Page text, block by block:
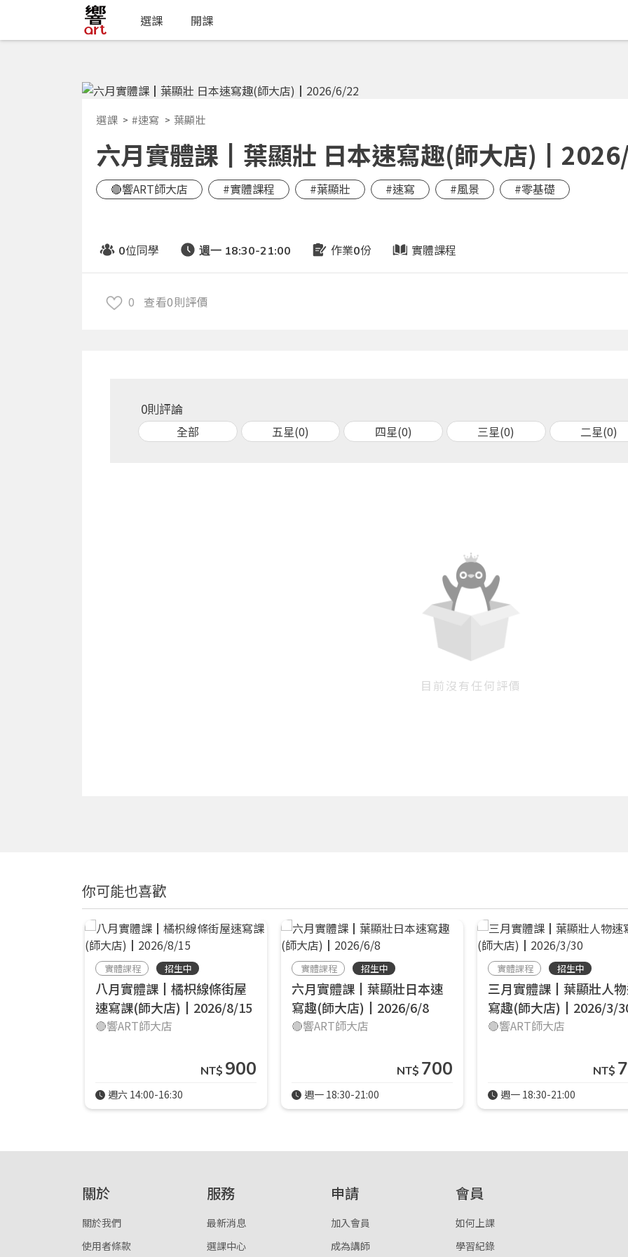
選課 開課
忘記密碼
選課 #速寫 葉顯壯
六月實體課┃葉顯壯 日本速寫趣(師大店
🔴響ART師大店 #實體課程 #葉顯壯 #速寫 #風景 #零基礎
0位同學 週一 18:30-21:00 作業0份 實體課程
0 查看0則評價
0則評論
全部 五星(0) 四星(0) 三星(0) 二星(0)
目前沒有任何評價
你可能也喜歡
實體課程 招生中
八月實體課┃橘枳線條街屋
速寫課(師大店)┃2026/8/15
🔴響ART師大店
NT$ 900
週六 14:00-16:30
實體課程 招生中
六月實體課┃葉顯壯日本速
寫趣(師大店)┃2026/6/8
🔴響ART師大店
NT$ 700
週一 18:30-21:00
實體課程 招生中
三月實體課┃葉顯壯人
寫趣(師大店)┃2026/3/
🔴響ART師大店
NT$
週一 18:30-21:00
關於
關於我們
使用者條款
服務
最新消息
選課中心
申請
加入會員
成為講師
會員
如何上課
學習紀錄